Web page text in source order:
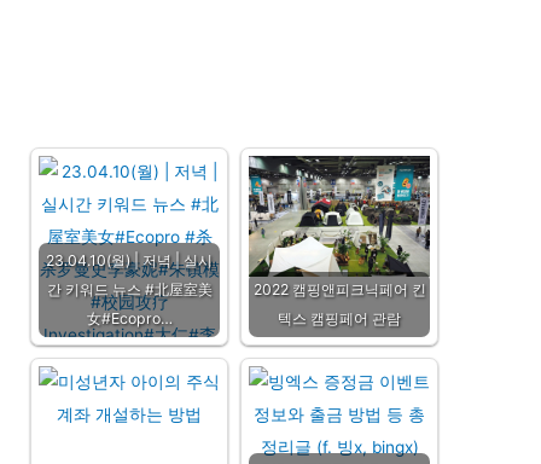
23.04.10(월) | 저녁 | 실시
간 키워드 뉴스 #北屋室美
女#Ecopro…
2022 캠핑앤피크닉페어 킨
텍스 캠핑페어 관람